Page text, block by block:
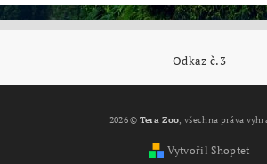
Odkaz č.3
2026 © Tera Zoo, všechna práva
Vytvořil Shoptet